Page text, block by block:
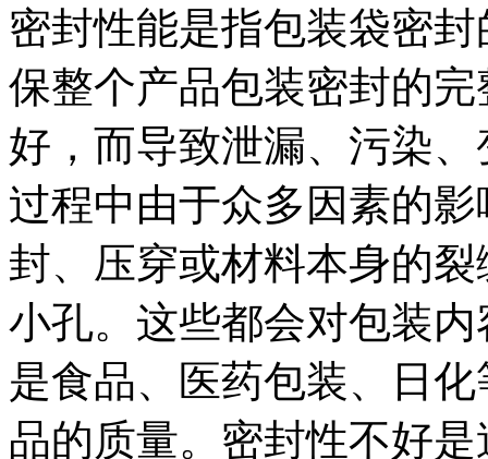
密封性能是指包装袋密
保整个产品包装密封的
好，而导致泄漏、污染
过程中由于众多因素的
封、压穿或材料本身的
小孔。这些都会对包装
是食品、医药包装、日
品的质量。密封性不好